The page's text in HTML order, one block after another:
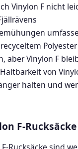
Vinylon F nicht
aber Vinylon F
von
halten und
F-